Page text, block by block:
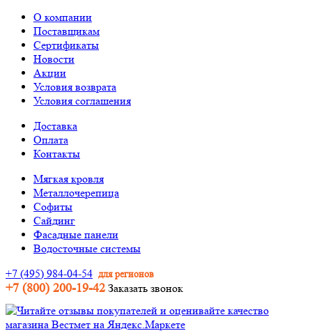
О компании
Поставщикам
Сертификаты
Новости
Акции
Условия возврата
Условия соглашения
Доставка
Оплата
Контакты
Мягкая кровля
Металлочерепица
Софиты
Сайдинг
Фасадные панели
Водосточные системы
+7 (495) 984-04-54 для регионов
+7 (800) 200-19-42 Заказать звонок